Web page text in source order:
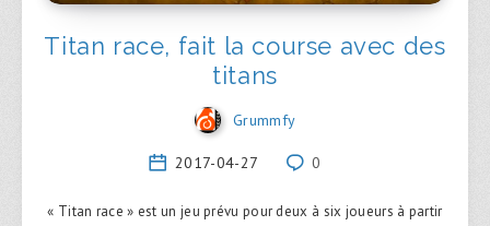
Titan race, fait la course avec des
titans
Grummfy
2017-04-27 0
« Titan race » est un jeu prévu pour deux à six joueurs à partir